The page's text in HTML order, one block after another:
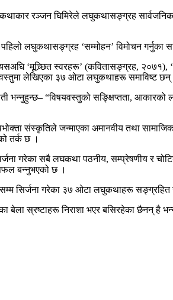
रञ्जन घिमिरेले लघुकथासङ्ग्रह
लघुकथासङ्ग्रह ‘सम्मोहन’ विमोचन गर्नुका
‘मूच्र्छित स्वरहरू’ (कवितासङ्ग्रह, २०७१),
लेखिएका ३७ ओटा लघुकथाहरू समाविष्ट छन्
भन्नुहुन्छ– “विषयवस्तुको सङ्क्षिप्तता,
संस्कृतिले जन्माएका अमानवीय तथा
तर्क छ ।
गरेका सबै लघकथा पठनीय, सम्प्रेषणीय र
सफल बन्नुभएको छ ।
सिर्जना गरेका ३७ ओटा लघुकथाहरू सङ्ग्रहित
बेला स्रष्टाहरू निराशा भएर बसिरहेका